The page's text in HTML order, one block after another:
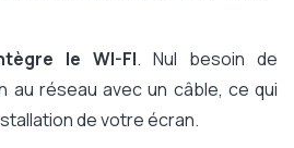
le WI-FI. Nul besoin de
au réseau avec un câble, ce qui
de votre écran.